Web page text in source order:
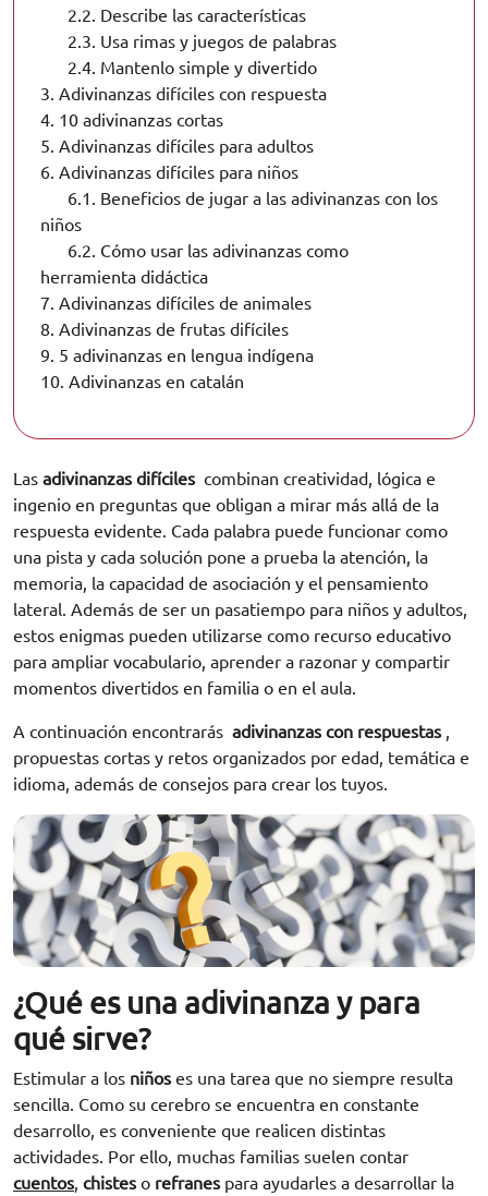
2.2. Describe las características
2.3. Usa rimas y juegos de palabras
2.4. Mantenlo simple y divertido
3. Adivinanzas difíciles con respuesta
4. 10 adivinanzas cortas
5. Adivinanzas difíciles para adultos
6. Adivinanzas difíciles para niños
6.1. Beneficios de jugar a las adivinanzas con los
niños
6.2. Cómo usar las adivinanzas como
herramienta didáctica
7. Adivinanzas difíciles de animales
8. Adivinanzas de frutas difíciles
9. 5 adivinanzas en lengua indígena
10. Adivinanzas en catalán
Las adivinanzas difíciles combinan creatividad, lógica e
ingenio en preguntas que obligan a mirar más allá de la
respuesta evidente. Cada palabra puede funcionar como
una pista y cada solución pone a prueba la atención, la
memoria, la capacidad de asociación y el pensamiento
lateral. Además de ser un pasatiempo para niños y adultos,
estos enigmas pueden utilizarse como recurso educativo
para ampliar vocabulario, aprender a razonar y compartir
momentos divertidos en familia o en el aula.
A continuación encontrarás adivinanzas con respuestas ,
propuestas cortas y retos organizados por edad, temática e
idioma, además de consejos para crear los tuyos.
¿Qué es una adivinanza y para
qué sirve?
Estimular a los niños es una tarea que no siempre resulta
sencilla. Como su cerebro se encuentra en constante
desarrollo, es conveniente que realicen distintas
actividades. Por ello, muchas familias suelen contar
cuentos, chistes o refranes para ayudarles a desarrollar la